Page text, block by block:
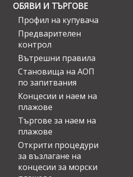
ОБЯВИ И ТЪРГОВЕ
Профил на купувача
Предварителен
контрол
Вътрешни правила
Становища на АОП
по запитвания
Концесии и наем на
плажове
Търгове за наем на
плажове
Открити процедури
за възлагане на
концесии за морски